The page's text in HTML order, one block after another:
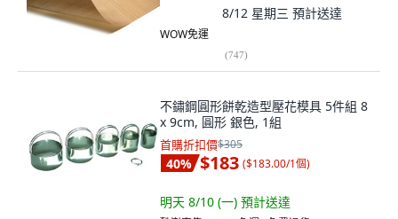
8/12 星期三 預計送達
WOW免運
(747)
不鏽鋼圓形餅乾造型壓花模具 5件組 8
x 9cm, 圓形 銀色, 1組
首購折扣價$305
40% $183 ($183.00/1個)
明天 8/10 (一) 預計送達